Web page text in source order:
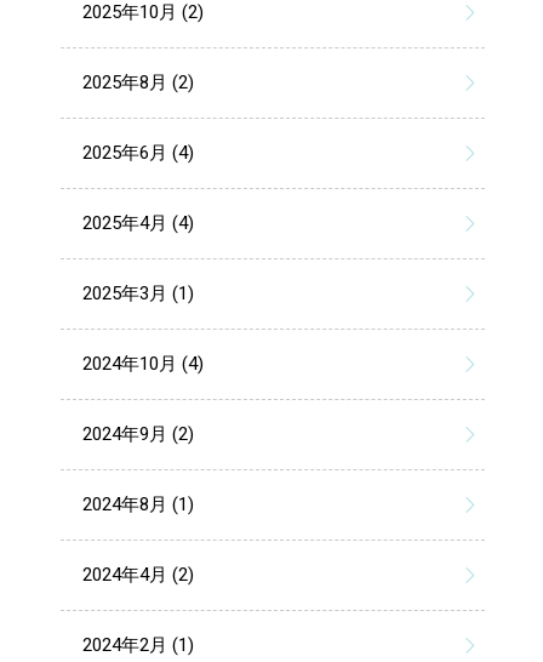
2025年10月 (2)
2025年8月 (2)
2025年6月 (4)
2025年4月 (4)
2025年3月 (1)
2024年10月 (4)
2024年9月 (2)
2024年8月 (1)
2024年4月 (2)
2024年2月 (1)